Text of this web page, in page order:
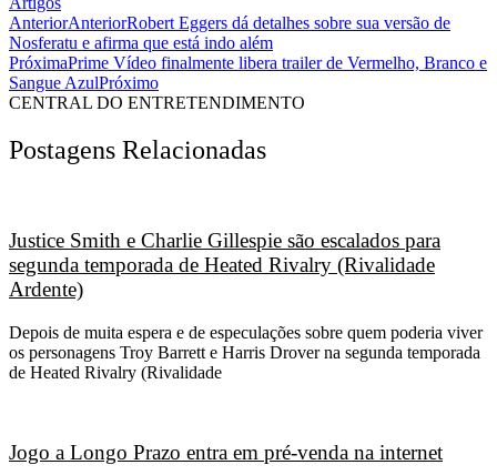
AnteriorAnteriorRobert Eggers dá detalhes sobre sua versão de
Nosferatu e afirma que está indo além
PróximaPrime Vídeo finalmente libera trailer de Vermelho, Branco e
Sangue AzulPróximo
CENTRAL DO ENTRETENDIMENTO
Postagens Relacionadas
Justice Smith e Charlie Gillespie são escalados para
segunda temporada de Heated Rivalry (Rivalidade
Ardente)
Depois de muita espera e de especulações sobre quem poderia viver
os personagens Troy Barrett e Harris Drover na segunda temporada
de Heated Rivalry (Rivalidade
Jogo a Longo Prazo entra em pré-venda na internet